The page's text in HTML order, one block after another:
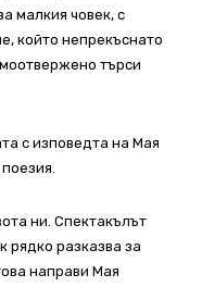
малкия човек, с
който непрекъснато
търси
с изповедта на Мая
ни. Спектакълът
рядко разказва за
направи Мая